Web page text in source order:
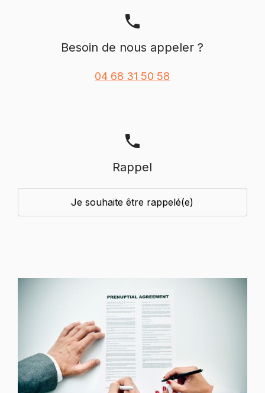
phone
Besoin de nous appeler ?
04 68 31 50 58
phone
Rappel
Je souhaite être rappelé(e)